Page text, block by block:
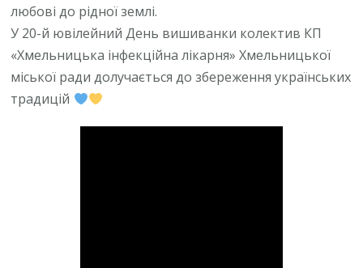
любові до рідної землі.
У 20-й ювілейний День вишиванки колектив КП
«Хмельницька інфекційна лікарня» Хмельницької
міської ради долучається до збереження українських
традицій